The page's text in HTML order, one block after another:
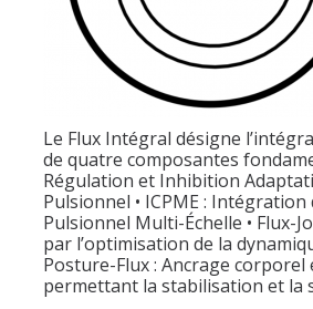
Le Flux Intégral désigne
de quatre composantes
Régulation et Inhibition
Pulsionnel • ICPME : Intégration
Pulsionnel Multi-Échelle • Flux-
par l’optimisation de la
Posture-Flux : Ancrage
permettant la stabilisation et la